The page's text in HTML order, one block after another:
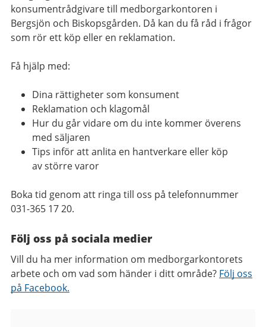
konsumentrådgivare till medborgarkontoren i
Bergsjön och Biskopsgården. Då kan du få råd i frågor
som rör ett köp eller en reklamation.
Få hjälp med:
Dina rättigheter som konsument
Reklamation och klagomål
Hur du går vidare om du inte kommer överens
med säljaren
Tips inför att anlita en hantverkare eller köp
av större varor
Boka tid genom att ringa till oss på telefonnummer
031-365 17 20.
Följ oss på sociala medier
Vill du ha mer information om medborgarkontorets
arbete och om vad som händer i ditt område? Följ oss
på Facebook.